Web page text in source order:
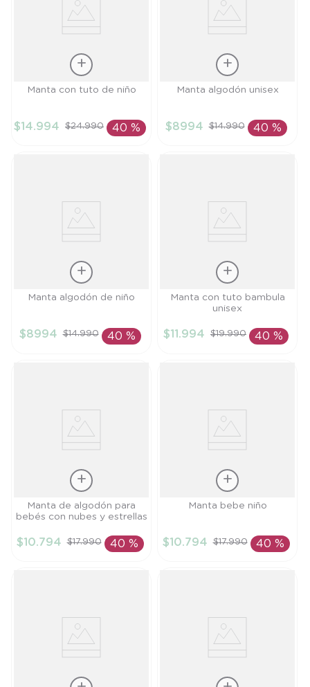
Talla
AÑADIR AL
Manta con tuto de niño
$14.994 $24.990 40 %
Talla
AÑADIR AL
Manta algodón unisex
$8994 $14.990 40 %
Talla
AÑADIR AL
Manta algodón de niño
$8994 $14.990 40 %
Talla
AÑADIR AL
Manta con tuto bambula
unisex
$11 .994 $19.990 40 %
Talla
AÑADIR AL
Manta de algodón para
bebés con nubes y estrellas
$10.794 $17.990 40 %
AÑADIR AL
Manta bebe niño
$10.794 $17.990 40 %